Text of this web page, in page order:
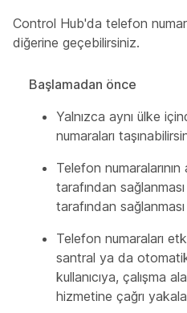
Control Hub'da telefon
diğerine geçebilirsiniz.
Başlamadan önce
Yalnızca aynı ülke
numaraları
Telefon numaralarının
tarafından
tarafından
Telefon numaraları
santral ya da
kullanıcıya, çalışma
hizmetine çağrı